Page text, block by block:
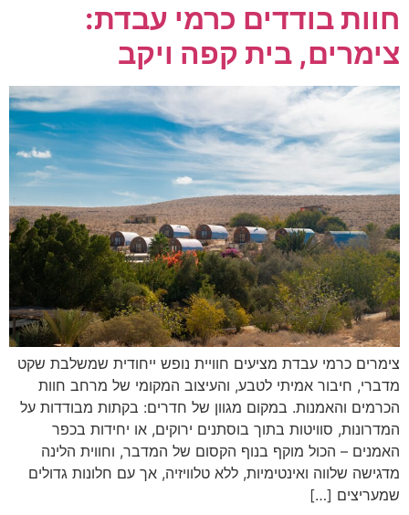
חוות בודדים כרמי עבדת:
צימרים, בית קפה ויקב
צימרים כרמי עבדת מציעים חוויית נופש ייחודית שמשלבת שקט
מדברי, חיבור אמיתי לטבע, והעיצוב המקומי של מרחב חוות
הכרמים והאמנות. במקום מגוון של חדרים: בקתות מבודדות על
המדרונות, סוויטות בתוך בוסתנים ירוקים, או יחידות בכפר
האמנים – הכול מוקף בנוף הקסום של המדבר, וחווית הלינה
מדגישה שלווה ואינטימיות, ללא טלוויזיה, אך עם חלונות גדולים
שמעריצים […]